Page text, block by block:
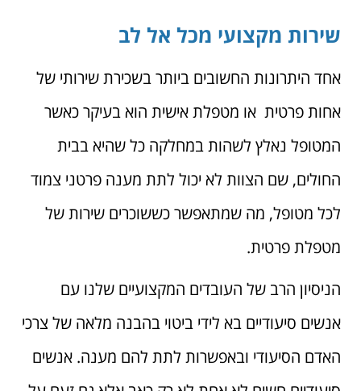
שירות מקצועי מכל אל לב
אחד היתרונות החשובים ביותר בשכירת שירותי של
אחות פרטית או מטפלת אישית הוא בעיקר כאשר
המטופל נאלץ לשהות במחלקה כל שהיא בבית
החולים, שם הצוות לא יכול לתת מענה פרטני צמוד
לכל מטופל, מה שמתאפשר כששוכרים שירות של
מטפלת פרטית.
הניסיון הרב של העובדים המקצועיים שלנו עם
אנשים סיעודיים בא לידי ביטוי בהבנה מלאה של צרכי
האדם הסיעודי ובאפשרות לתת להם מענה. אנשים